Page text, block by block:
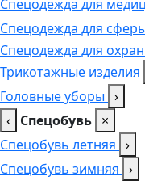
Спецодежда для
Спецодежда для
Спецодежда для
Трикотажные изделия
Головные уборы ›
‹ Спецобувь ×
Спецобувь летняя ›
Спецобувь зимняя ›